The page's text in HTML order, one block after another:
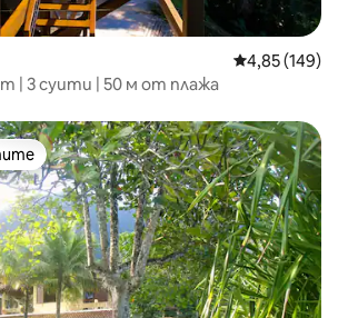
Средна
4,85 (149)
| 3 суити | 50 м от плажа